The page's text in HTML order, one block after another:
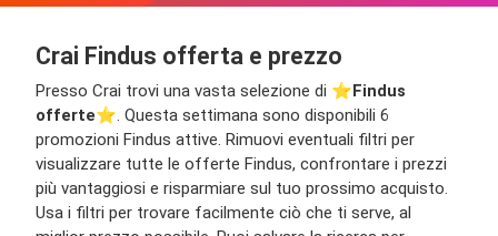
Crai Findus offerta e prezzo
Presso Crai trovi una vasta selezione di ⭐️Findus
offerte⭐️. Questa settimana sono disponibili 6
promozioni Findus attive. Rimuovi eventuali filtri per
visualizzare tutte le offerte Findus, confrontare i prezzi
più vantaggiosi e risparmiare sul tuo prossimo acquisto.
Usa i filtri per trovare facilmente ciò che ti serve, al